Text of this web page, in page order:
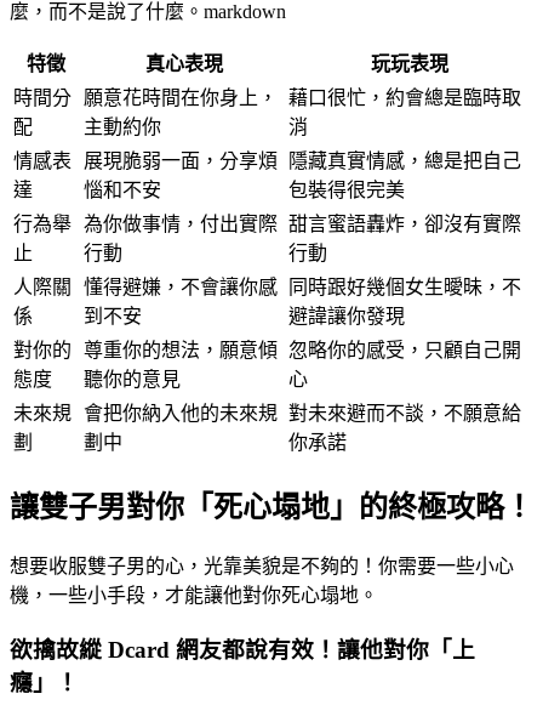
麼，而不是說了什麼。markdown
特徵 真心表現
玩玩表現
時間分
配
願意花時間在你身上，
主動約你
藉口很忙，約會總是臨時取
消
情感表
達
展現脆弱一面，分享煩
惱和不安
隱藏真實情感，總是把自己
包裝得很完美
行為舉
止
為你做事情，付出實際
行動
甜言蜜語轟炸，卻沒有實際
行動
人際關
係
懂得避嫌，不會讓你感
到不安
同時跟好幾個女生曖昧，不
避諱讓你發現
對你的
態度
尊重你的想法，願意傾
聽你的意見
忽略你的感受，只顧自己開
心
未來規
劃
會把你納入他的未來規
劃中
對未來避而不談，不願意給
你承諾
讓雙子男對你「死心塌地」的終極攻略！
想要收服雙子男的心，光靠美貌是不夠的！你需要一些小心
機，一些小手段，才能讓他對你死心塌地。
欲擒故縱 Dcard 網友都說有效！讓他對你「上
癮」！